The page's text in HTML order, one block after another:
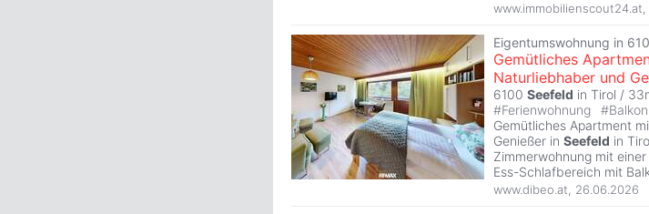
www.immobilienscout24.at,
Eigentumswohnung in
Gemütliches
Naturliebhaber und
6100 Seefeld in Tirol /
#Ferienwohnung #Balkon
Gemütliches Apartment
Genießer in Seefeld in
Zimmerwohnung mit
Ess-Schlafbereich mit
www.dibeo.at 26.06.2026